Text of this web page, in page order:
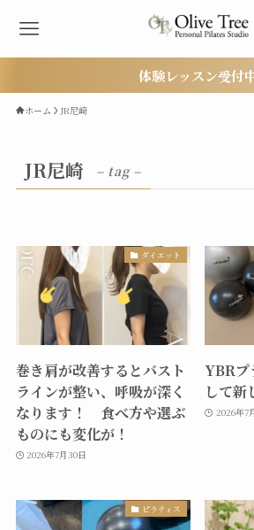
体験レッスン受付
ホーム JR尼崎
JR尼崎 – tag –
ダイエット
巻き肩が改善するとバスト
ラインが整い、呼吸が深く
なります！ 食べ方や選ぶ
ものにも変化が！
2026年7月30日
YBRプ
して新
2026年7
ピラティス